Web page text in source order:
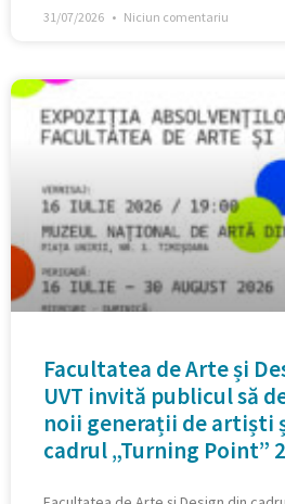
31/07/2026 Niciun comentariu
Facultatea de Arte și
UVT invită publicul să
noii generații de artiști
cadrul „Turning Point”